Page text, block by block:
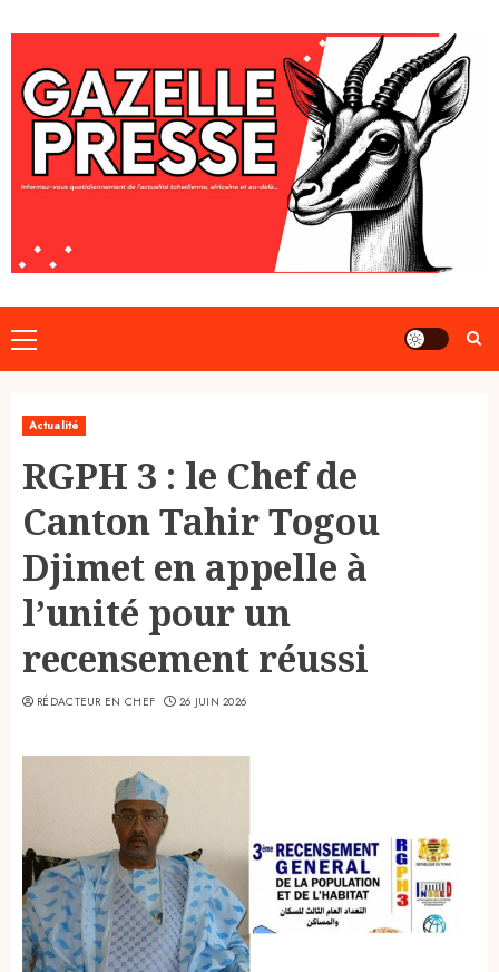
to
content
Primary
Menu
Actualité
RGPH 3 : le Chef de
Canton Tahir Togou
Djimet en appelle à
l’unité pour un
recensement réussi
RÉDACTEUR EN CHEF 26 JUIN 2026